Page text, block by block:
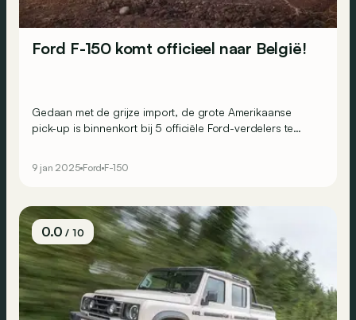
Ford F-150 komt officieel naar België!
Gedaan met de grijze import, de grote Amerikaanse
pick-up is binnenkort bij 5 officiële Ford-verdelers te
9 jan 2025 Ford F-150
0.0/ 10